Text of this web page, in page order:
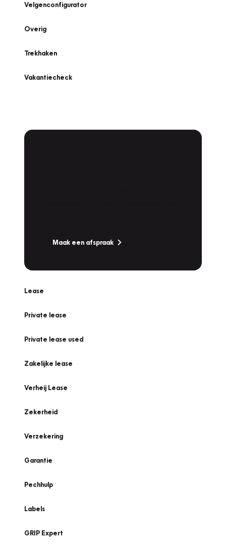
Velgenconfigurator
Overig
Trekhaken
Vakantiecheck
Maak een afspraak
Lease
Private lease
Private lease used
Zakelijke lease
Verheij Lease
Zekerheid
Verzekering
Garantie
Pechhulp
Labels
GRIP Expert